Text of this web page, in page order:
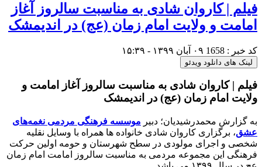
فیلم | کاروان شادی به مناسبت سالروز آغاز
امامت و ولایت امام زمان (عج) در اندیمشک
کد خبر : 1658
لینک های دانلود ویدئو
فیلم | کاروان شادی به مناسبت سالروز آغاز امامت و
ولایت امام زمان (عج) در اندیمشک
به گزارش محمدرشیدیان؛ دبير موسسه فرهنگی مردمی نغمه‌های
عشق، برگزاری کاروان شادی خانواده ها همراه با وسایل نقلیه
شخصی و اجرای مولودی در سطح شهرستان و حومه اولین حرکت
فرهنگی این مجموعه مردمی به مناسبت سالروز امامت امام زمان